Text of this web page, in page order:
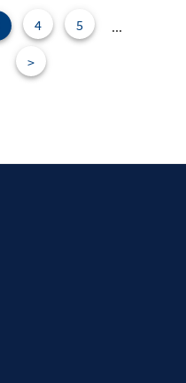
4 5 ...
>